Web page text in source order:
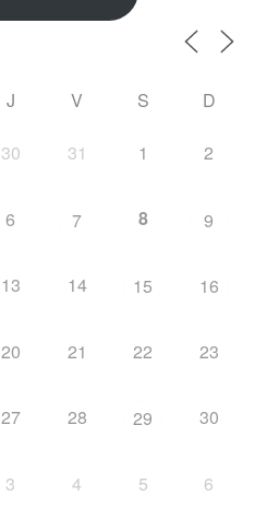
J V S D
30 31 1 2
6 7 8 9
13 14 15 16
20 21 22 23
27 28 29 30
3 4 5 6